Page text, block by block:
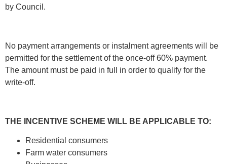
by Council.
No payment arrangements or instalment agreements will be
permitted for the settlement of the once-off 60% payment.
The amount must be paid in full in order to qualify for the
write-off.
THE INCENTIVE SCHEME WILL BE APPLICABLE TO:
Residential consumers
Farm water consumers